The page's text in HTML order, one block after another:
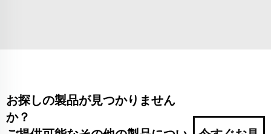
お探しの製品が見つかりません
か？